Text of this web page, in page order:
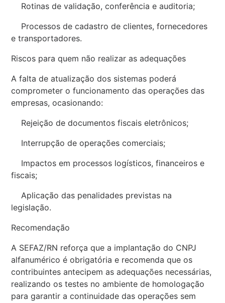
Rotinas de validação, conferência e auditoria;
Processos de cadastro de clientes, fornecedores
e transportadores.
Riscos para quem não realizar as adequações
A falta de atualização dos sistemas poderá
comprometer o funcionamento das operações das
empresas, ocasionando:
Rejeição de documentos fiscais eletrônicos;
Interrupção de operações comerciais;
Impactos em processos logísticos, financeiros e
fiscais;
Aplicação das penalidades previstas na
legislação.
Recomendação
A SEFAZ/RN reforça que a implantação do CNPJ
alfanumérico é obrigatória e recomenda que os
contribuintes antecipem as adequações necessárias,
realizando os testes no ambiente de homologação
para garantir a continuidade das operações sem